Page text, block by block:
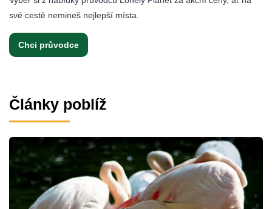
své cestě nemineš nejlepší místa.
Chci průvodce
Články poblíž